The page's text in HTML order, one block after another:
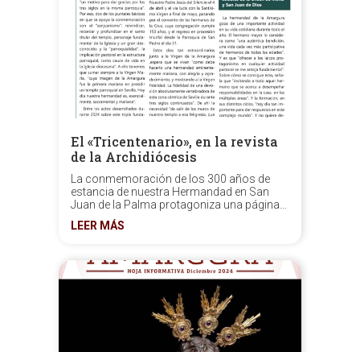
El «Tricentenario», en la revista
de la Archidiócesis
La conmemoración de los 300 años de
estancia de nuestra Hermandad en San
Juan de la Palma protagoniza una página
en la revista semanal que edita la
Archidiócesis de Sevilla.
LEER MÁS